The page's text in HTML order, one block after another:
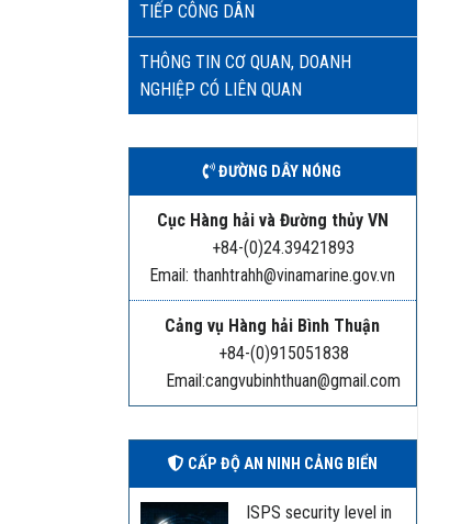
TIẾP CÔNG DÂN
THÔNG TIN CƠ QUAN, DOANH
NGHIỆP CÓ LIÊN QUAN
ĐƯỜNG DÂY NÓNG
Cục Hàng hải và Đường thủy VN
+84-(0)24.39421893
Email: thanhtrahh@vinamarine.gov.vn
Cảng vụ Hàng hải Bình Thuận
+84-(0)915051838
Email:cangvubinhthuan@gmail.com
CẤP ĐỘ AN NINH CẢNG BIỂN
ISPS security level in